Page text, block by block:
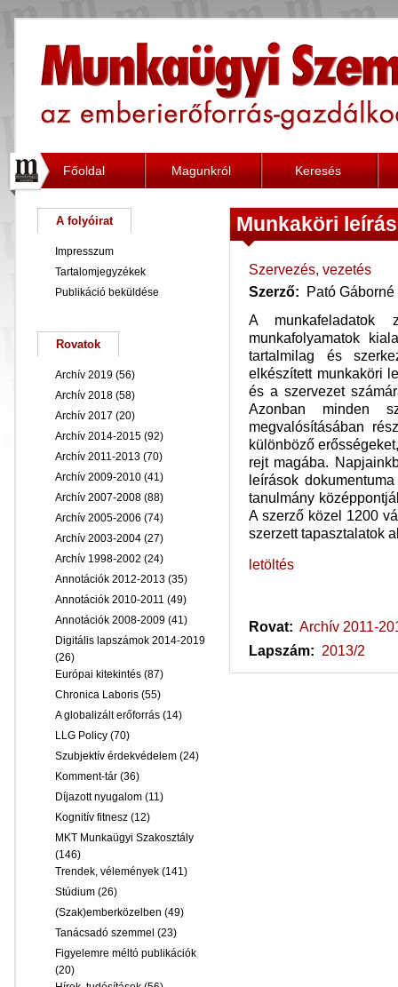
Főoldal Magunkról Keresés
Munkaköri
Szervezés, vezetés
Szerző: Pató
A munkafeladatok
munkafolyamatok
tartalmilag és
elkészített munkaköri
és a szervezet
Azonban minden
megvalósításában
különböző
rejt magába.
leírások
tanulmány
A szerző közel 1200
szerzett tapasztalatok
letöltés
Rovat: Archív 2011-
Lapszám: 2013/2
A folyóirat
Impresszum
Tartalomjegyzékek
Publikáció beküldése
Rovatok
Archív 2019 (56)
Archív 2018 (58)
Archív 2017 (20)
Archív 2014-2015 (92)
Archív 2011-2013 (70)
Archív 2009-2010 (41)
Archív 2007-2008 (88)
Archív 2005-2006 (74)
Archív 2003-2004 (27)
Archív 1998-2002 (24)
Annotációk 2012-2013 (35)
Annotációk 2010-2011 (49)
Annotációk 2008-2009 (41)
Digitális lapszámok 2014-2019
(26)
Európai kitekintés (87)
Chronica Laboris (55)
A globalizált erőforrás (14)
LLG Policy (70)
Szubjektív érdekvédelem (24)
Komment-tár (36)
Díjazott nyugalom (11)
Kognitív fitnesz (12)
MKT Munkaügyi Szakosztály
(146)
Trendek, vélemények (141)
Stúdium (26)
(Szak)emberközelben (49)
Tanácsadó szemmel (23)
Figyelemre méltó publikációk
(20)